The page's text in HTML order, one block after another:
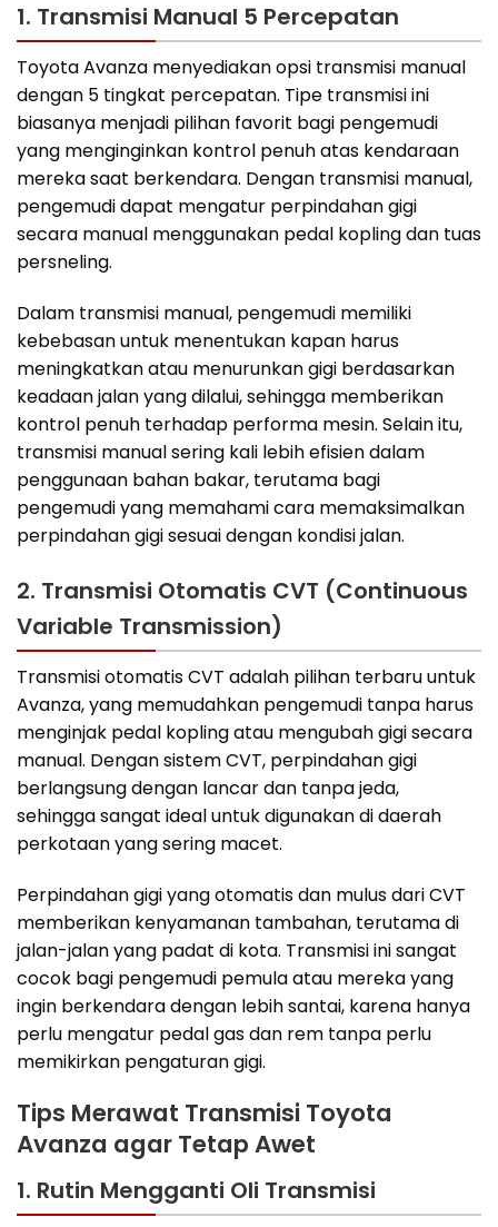
1. Transmisi Manual 5 Percepatan
Toyota Avanza menyediakan opsi transmisi manual
dengan 5 tingkat percepatan. Tipe transmisi ini
biasanya menjadi pilihan favorit bagi pengemudi
yang menginginkan kontrol penuh atas kendaraan
mereka saat berkendara. Dengan transmisi manual,
pengemudi dapat mengatur perpindahan gigi
secara manual menggunakan pedal kopling dan tuas
persneling.
Dalam transmisi manual, pengemudi memiliki
kebebasan untuk menentukan kapan harus
meningkatkan atau menurunkan gigi berdasarkan
keadaan jalan yang dilalui, sehingga memberikan
kontrol penuh terhadap performa mesin. Selain itu,
transmisi manual sering kali lebih efisien dalam
penggunaan bahan bakar, terutama bagi
pengemudi yang memahami cara memaksimalkan
perpindahan gigi sesuai dengan kondisi jalan.
2. Transmisi Otomatis CVT (Continuous
Variable Transmission)
Transmisi otomatis CVT adalah pilihan terbaru untuk
Avanza, yang memudahkan pengemudi tanpa harus
menginjak pedal kopling atau mengubah gigi secara
manual. Dengan sistem CVT, perpindahan gigi
berlangsung dengan lancar dan tanpa jeda,
sehingga sangat ideal untuk digunakan di daerah
perkotaan yang sering macet.
Perpindahan gigi yang otomatis dan mulus dari CVT
memberikan kenyamanan tambahan, terutama di
jalan-jalan yang padat di kota. Transmisi ini sangat
cocok bagi pengemudi pemula atau mereka yang
ingin berkendara dengan lebih santai, karena hanya
perlu mengatur pedal gas dan rem tanpa perlu
memikirkan pengaturan gigi.
Tips Merawat Transmisi Toyota
Avanza agar Tetap Awet
1. Rutin Mengganti Oli Transmisi